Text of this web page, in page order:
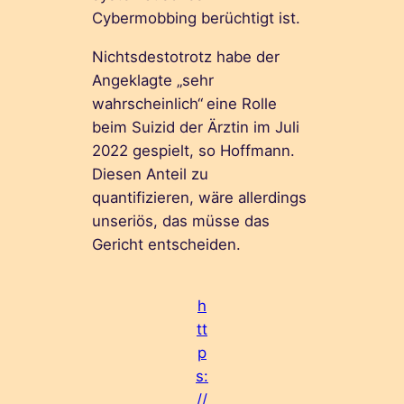
Cybermobbing berüchtigt ist.
Nichtsdestotrotz habe der
Angeklagte „sehr
wahrscheinlich“ eine Rolle
beim Suizid der Ärztin im Juli
2022 gespielt, so Hoffmann.
Diesen Anteil zu
quantifizieren, wäre allerdings
unseriös, das müsse das
Gericht entscheiden.
h
tt
p
s:
//